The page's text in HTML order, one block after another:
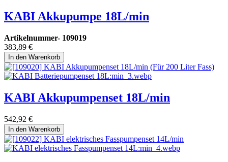
KABI Akkupumpe 18L/min
Artikelnummer- 109019
383,89 €
In den Warenkorb
KABI Akkupumpenset 18L/min
542,92 €
In den Warenkorb